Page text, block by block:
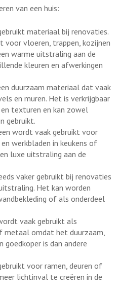
van een huis:
materiaal bij renovaties.
voor vloeren, trappen, kozijnen
warme uitstraling aan de
kleuren en afwerkingen
duurzaam materiaal dat vaak
en muren. Het is verkrijgbaar
texturen en kan zowel
gebruikt.
wordt vaak gebruikt voor
werkbladen in keukens of
luxe uitstraling aan de
vaker gebruikt bij renovaties
Het kan worden
of als onderdeel
vaak gebruikt als
metaal omdat het duurzaam,
goedkoper is dan andere
voor ramen, deuren of
lichtinval te creëren in de